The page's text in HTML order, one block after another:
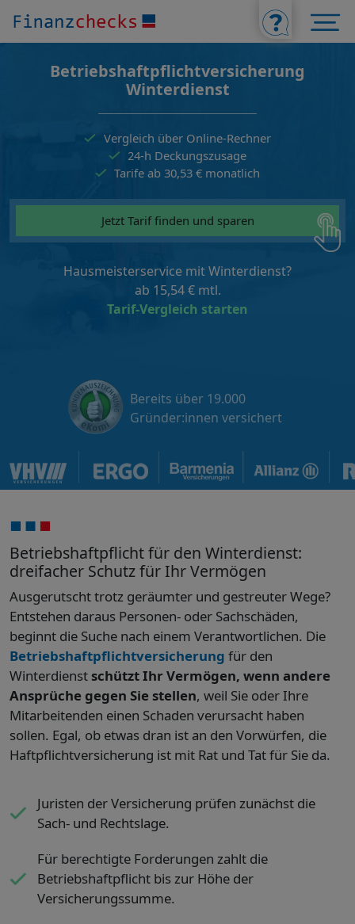
Bereits über 19.000
Gründer:innen versichert
Betriebs­haftpflichtversicherung
Winterdienst
Vergleich über Online-Rechner
24-h Deckungszusage
Tarife ab 30,53 € monatlich
Jetzt Tarif finden und sparen
Hausmeisterservice mit Winterdienst?
ab 15,54 € mtl.
Tarif-Vergleich starten
Betriebshaftpflicht für den Winterdienst:
dreifacher Schutz für Ihr Vermögen
Ausgerutscht trotz geräumter und gestreuter Wege?
Entstehen daraus Personen- oder Sachschäden,
beginnt die Suche nach einem Verantwortlichen. Die
Betriebshaftpflichtversicherung für den
Winterdienstschützt Ihr Vermögen, wenn andere
Ansprüche gegen Sie stellen, weil Sie oder Ihre
Mitarbeitenden einen Schaden verursacht haben
sollen. Egal, ob etwas dran ist an den Vorwürfen, die
Haftpflichtversicherung ist mit Rat und Tat für Sie da.
Juristen der Versicherung prüfen zunächst die
Sach- und Rechtslage.
Für berechtigte Forderungen zahlt die
Betriebshaftpflicht bis zur Höhe der
Versicherungssumme.